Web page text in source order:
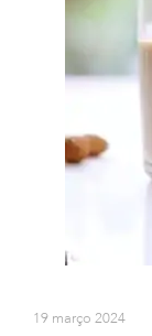
19 março 2024